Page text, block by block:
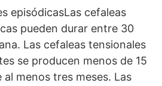
episódicasLas cefaleas
pueden durar entre 30
Las cefaleas tensionales
se producen menos de 15
al menos tres meses. Las